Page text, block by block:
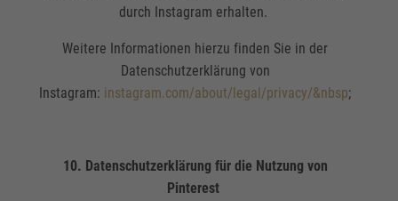
durch Instagram erhalten.
Weitere Informationen hierzu finden Sie in der
Datenschutzerklärung von
Instagram: instagram.com/about/legal/privacy/&nbsp;
10. Datenschutzerklärung für die Nutzung von
Pinterest